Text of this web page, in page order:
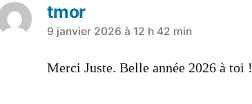
tmor
9 janvier 2026 à 12 h 42 min
Merci Juste. Belle année 2026 à toi !